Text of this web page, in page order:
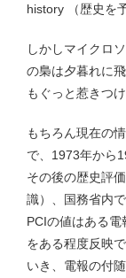
history （歴史を
しかしマイクロ
の梟は夕暮れに
もぐっと惹きつけ
もちろん現在の
で、1973年から
その後の歴史評
識）、国務省内
PCIの値はある
をある程度反映
いき、電報の付